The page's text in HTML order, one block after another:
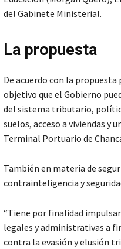
del Gabinete Ministerial.
La propuesta
De acuerdo con la
objetivo que el Gobierno
del sistema tributario,
suelos, acceso a viviendas y
Terminal Portuario de
También en materia de
contrainteligencia y
“Tiene por finalidad
legales y administrativas a
contra la evasión y elusión